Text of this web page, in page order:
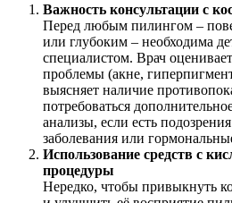
Важность консультации с
Перед любым пилингом –
или глубоким – необходима
специалистом. Врач
проблемы (акне,
выясняет наличие
потребоваться
анализы, если есть
заболевания или
Использование средств с
процедуры
Нередко, чтобы привыкнуть